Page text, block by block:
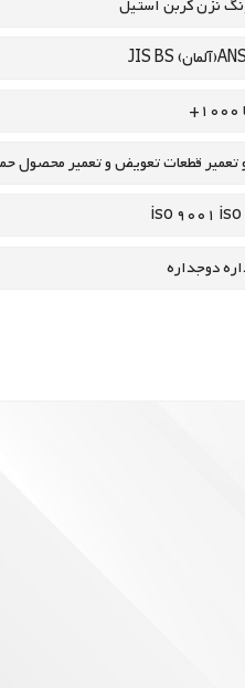
نزنکربن استیل
JISBS
تعمیر قطعاتتعویض و تعمیر محصول
iso 9001
دوجداره